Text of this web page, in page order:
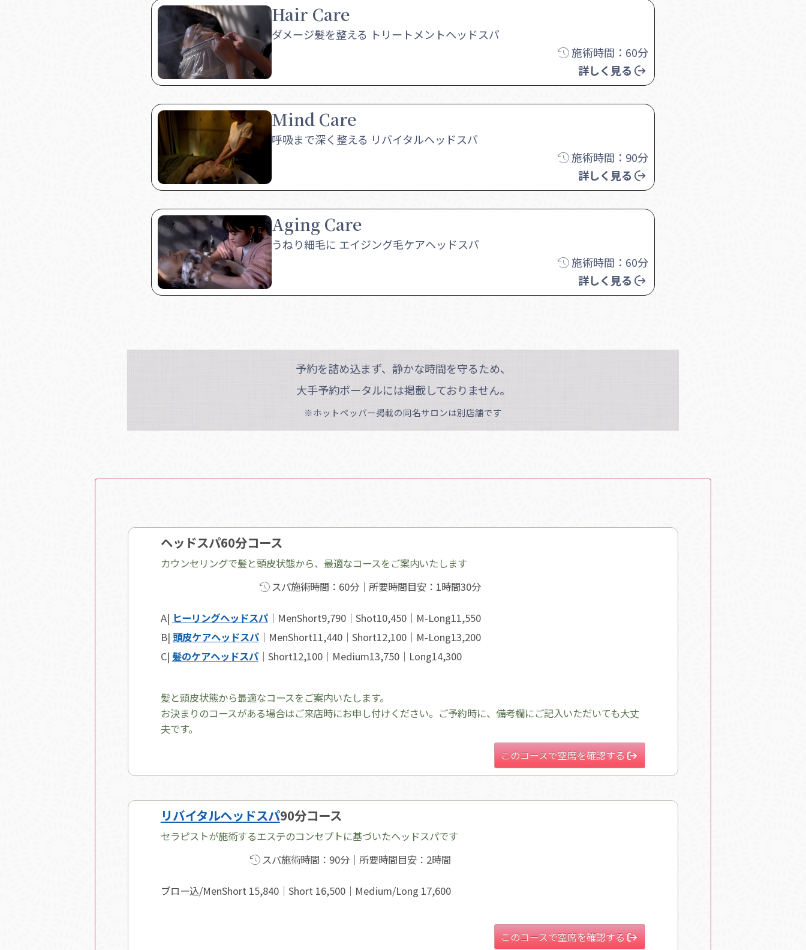
Hair Care
ダメージ髪を整える トリートメントヘッドスパ
施術時間：60分
詳しく見る
Mind Care
呼吸まで深く整える リバイタルヘッドスパ
施術時間：90分
詳しく見る
Aging Care
うねり細毛に エイジング毛ケアヘッドスパ
施術時間：60分
詳しく見る
予約を詰め込まず、静かな時間を守るため、
大手予約ポータルには掲載しておりません。
※ホットペッパー掲載の同名サロンは別店舗です
ヘッドスパ60分コース
カウンセリングで髪と頭皮状態から、最適なコースをご案内いたします
スパ施術時間：60分｜所要時間目安：1時間30分
A| ヒーリングヘッドスパ｜MenShort9,790｜ Shot10,450｜ M-Long11,550
B| 頭皮ケアヘッドスパ｜MenShort11,440｜ Short12,100｜ M-Long13,200
C| 髪のケアヘッドスパ｜Short12,100｜ Medium13,750｜ Long14,300
髪と頭皮状態から最適なコースをご案内いたします。
お決まりのコースがある場合はご来店時にお申し付けください。ご予約時に、備考欄にご記入いただいても大丈
夫です。
このコースで空席を確認する
リバイタルヘッドスパ90分コース
セラピストが施術するエステのコンセプトに基づいたヘッドスパです
スパ施術時間：90分｜所要時間目安：2時間
ブロー込/MenShort 15,840｜Short 16,500｜Medium/Long 17,600
このコースで空席を確認する